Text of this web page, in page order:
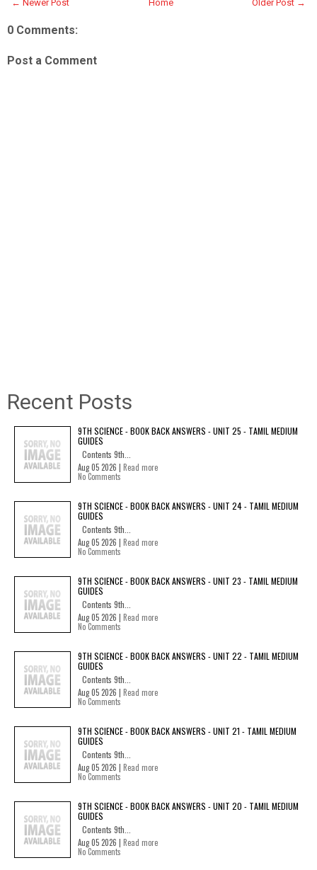
← Newer Post Older Post →
Home
0 Comments:
Post a Comment
Recent Posts
9TH SCIENCE - BOOK BACK ANSWERS - UNIT 25 - TAMIL MEDIUM
GUIDES
Contents 9th...
Aug 05 2026 | Read more
No Comments
9TH SCIENCE - BOOK BACK ANSWERS - UNIT 24 - TAMIL MEDIUM
GUIDES
Contents 9th...
Aug 05 2026 | Read more
No Comments
9TH SCIENCE - BOOK BACK ANSWERS - UNIT 23 - TAMIL MEDIUM
GUIDES
Contents 9th...
Aug 05 2026 | Read more
No Comments
9TH SCIENCE - BOOK BACK ANSWERS - UNIT 22 - TAMIL MEDIUM
GUIDES
Contents 9th...
Aug 05 2026 | Read more
No Comments
9TH SCIENCE - BOOK BACK ANSWERS - UNIT 21 - TAMIL MEDIUM
GUIDES
Contents 9th...
Aug 05 2026 | Read more
No Comments
9TH SCIENCE - BOOK BACK ANSWERS - UNIT 20 - TAMIL MEDIUM
GUIDES
Contents 9th...
Aug 05 2026 | Read more
No Comments